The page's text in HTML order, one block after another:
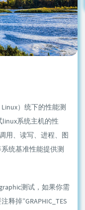
）统下的性能测
系统主机的性
用、读写、进程、图
统基准性能提供测
测试，如果你需
释掉”GRAPHIC_TES